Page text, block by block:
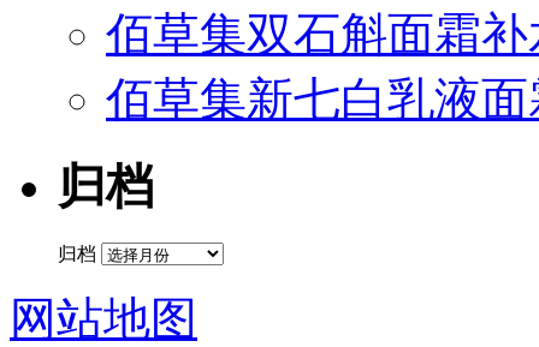
佰草集双石斛面霜
佰草集新七白乳液
归档
归档
网站地图